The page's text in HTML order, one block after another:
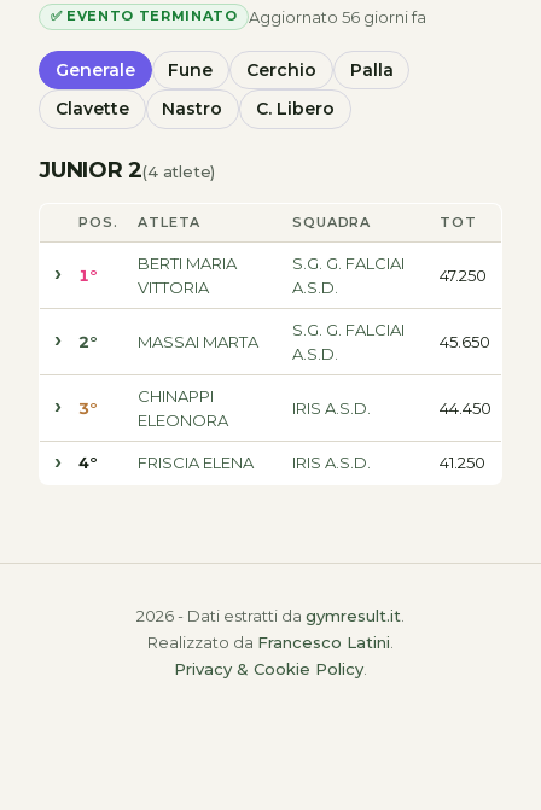
✅ EVENTO TERMINATO Aggiornato 56 giorni fa
Generale Fune Cerchio
Palla
Clavette
Nastro C. Libero
JUNIOR 2(4 atlete)
POS. ATLETA SQUADRA TOT
1°
BERTI MARIA
VITTORIA
S.G. G. FALCIAI
A.S.D.
47.250
2° MASSAI MARTA
S.G. G. FALCIAI
A.S.D.
45.650
3°
CHINAPPI
ELEONORA
IRIS A.S.D. 44.450
4° FRISCIA ELENA IRIS A.S.D. 41.250
2026 - Dati estratti da gymresult.it
Realizzato da Francesco Latini
Privacy & Cookie Policy